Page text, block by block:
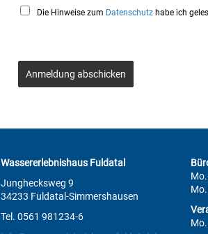
Die Hinweise zum Datenschutz habe ich
Anmeldung abschicken
Wassererlebnishaus Fuldatal
Junghecksweg 9
34233 Fuldatal-Simmershausen
Tel. 0561 981234-6